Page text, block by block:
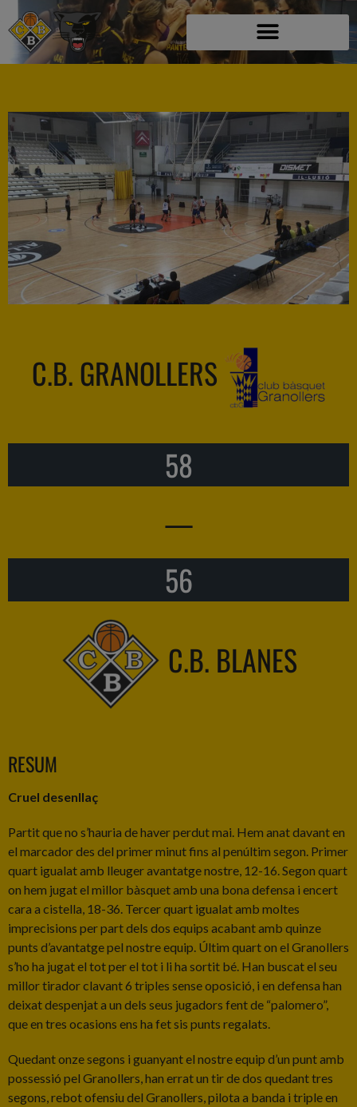
C.B. GRANOLLERS
58
—
56
C.B. BLANES
RESUM
Cruel desenllaç
Partit que no s’hauria de haver perdut mai. Hem anat davant en
el marcador des del primer minut fins al penúltim segon. Primer
quart igualat amb lleuger avantatge nostre, 12-16. Segon quart
on hem jugat el millor bàsquet amb una bona defensa i encert
cara a cistella, 18-36. Tercer quart igualat amb moltes
imprecisions per part dels dos equips acabant amb quinze
punts d’avantatge pel nostre equip. Últim quart on el Granollers
s’ho ha jugat el tot per el tot i li ha sortit bé. Han buscat el seu
millor tirador clavant 6 triples sense oposició, i en defensa han
deixat despenjat a un dels seus jugadors fent de “palomero”,
que en tres ocasions ens ha fet sis punts regalats.
Quedant onze segons i guanyant el nostre equip d’un punt amb
possessió pel Granollers, han errat un tir de dos quedant tres
segons, rebot ofensiu del Granollers, pilota a banda i triple en